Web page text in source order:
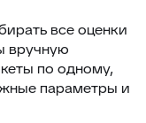
все оценки
вручную
по одному,
параметры и